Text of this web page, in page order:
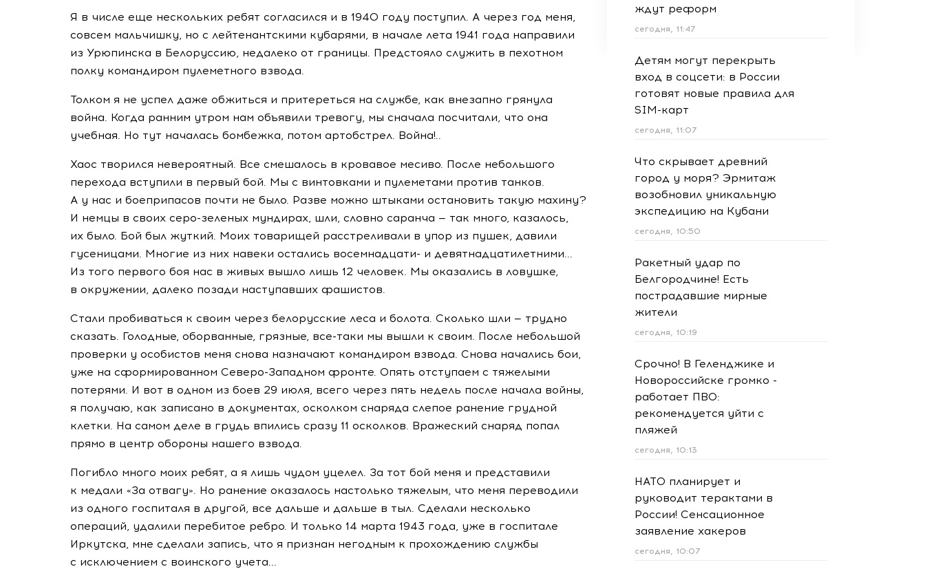
Я в числе еще нескольких ребят согласился и в 1940 году поступил. А через год меня,
совсем мальчишку, но с лейтенантскими кубарями, в начале лета 1941 года направили
из Урюпинска в Белоруссию, недалеко от границы. Предстояло служить в пехотном
полку командиром пулеметного взвода.
Толком я не успел даже обжиться и притереться на службе, как внезапно грянула
война. Когда ранним утром нам объявили тревогу, мы сначала посчитали, что она
учебная. Но тут началась бомбежка, потом артобстрел. Война!..
Хаос творился невероятный. Все смешалось в кровавое месиво. После небольшого
перехода вступили в первый бой. Мы с винтовками и пулеметами против танков.
А у нас и боеприпасов почти не было. Разве можно штыками остановить такую махину?
И немцы в своих серо-зеленых мундирах, шли, словно саранча — так много, казалось,
их было. Бой был жуткий. Моих товарищей расстреливали в упор из пушек, давили
гусеницами. Многие из них навеки остались восемнадцати- и девятнадцатилетними...
Из того первого боя нас в живых вышло лишь 12 человек. Мы оказались в ловушке,
в окружении, далеко позади наступавших фашистов.
Стали пробиваться к своим через белорусские леса и болота. Сколько шли — трудно
сказать. Голодные, оборванные, грязные, все-таки мы вышли к своим. После небольшой
проверки у особистов меня снова назначают командиром взвода. Снова начались бои,
уже на сформированном Северо-Западном фронте. Опять отступаем с тяжелыми
потерями. И вот в одном из боев 29 июля, всего через пять недель после начала войны,
я получаю, как записано в документах, осколком снаряда слепое ранение грудной
клетки. На самом деле в грудь впились сразу 11 осколков. Вражеский снаряд попал
прямо в центр обороны нашего взвода.
Погибло много моих ребят, а я лишь чудом уцелел. За тот бой меня и представили
к медали «За отвагу». Но ранение оказалось настолько тяжелым, что меня переводили
из одного госпиталя в другой, все дальше и дальше в тыл. Сделали несколько
операций, удалили перебитое ребро. И только 14 марта 1943 года, уже в госпитале
Иркутска, мне сделали запись, что я признан негодным к прохождению службы
с исключением с воинского учета...
ждут реформ
сегодня, 11:47
Детям могут перекрыть
вход в соцсети: в России
готовят новые правила для
SIM-карт
сегодня, 11:07
Что скрывает древний
город у моря? Эрмитаж
возобновил уникальную
экспедицию на Кубани
сегодня, 10:50
Ракетный удар по
Белгородчине! Есть
пострадавшие мирные
жители
сегодня, 10:19
Срочно! В Геленджике и
Новороссийске громко -
работает ПВО:
рекомендуется уйти с
пляжей
сегодня, 10:13
НАТО планирует и
руководит терактами в
России! Сенсационное
заявление хакеров
сегодня, 10:07